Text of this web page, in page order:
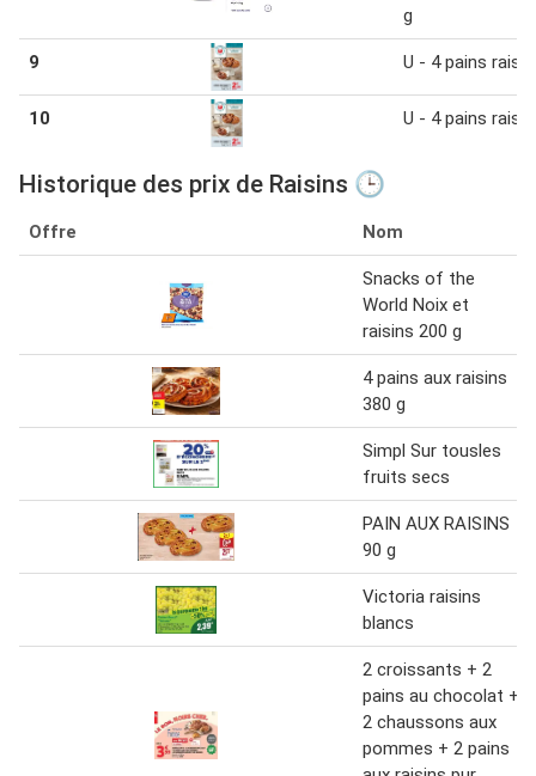
g
9 U - 4 pains
10 U - 4 pains
Historique des prix de Raisins 🕒
Offre Nom
Snacks of the
World Noix et
raisins 200 g
4 pains aux raisins
380 g
Simpl Sur tousles
fruits secs
PAIN AUX RAISINS
90 g
Victoria raisins
blancs
2 croissants + 2
pains au chocolat +
2 chaussons aux
pommes + 2 pains